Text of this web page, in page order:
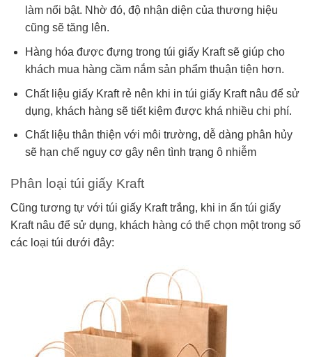
làm nổi bật. Nhờ đó, độ nhận diện của thương hiệu
cũng sẽ tăng lên.
Hàng hóa được đựng trong túi giấy Kraft sẽ giúp cho
khách mua hàng cầm nắm sản phẩm thuận tiện hơn.
Chất liệu giấy Kraft rẻ nên khi in túi giấy Kraft nâu để sử
dụng, khách hàng sẽ tiết kiệm được khá nhiều chi phí.
Chất liệu thân thiện với môi trường, dễ dàng phân hủy
sẽ hạn chế nguy cơ gây nên tình trạng ô nhiễm
Phân loại túi giấy Kraft
Cũng tương tự với túi giấy Kraft trắng, khi in ấn túi giấy
Kraft nâu để sử dụng, khách hàng có thể chọn một trong số
các loại túi dưới đây: